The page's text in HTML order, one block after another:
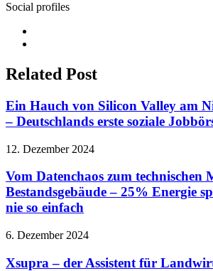
Social profiles
Related Post
Ein Hauch von Silicon Valley am
– Deutschlands erste soziale
12. Dezember 2024
Vom Datenchaos zum
Bestandsgebäude – 25% Energie
nie so einfach
6. Dezember 2024
Xsupra – der Assistent für